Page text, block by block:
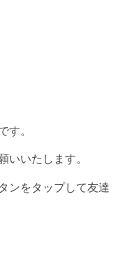
す。
いいたします。
ンをタップして友達